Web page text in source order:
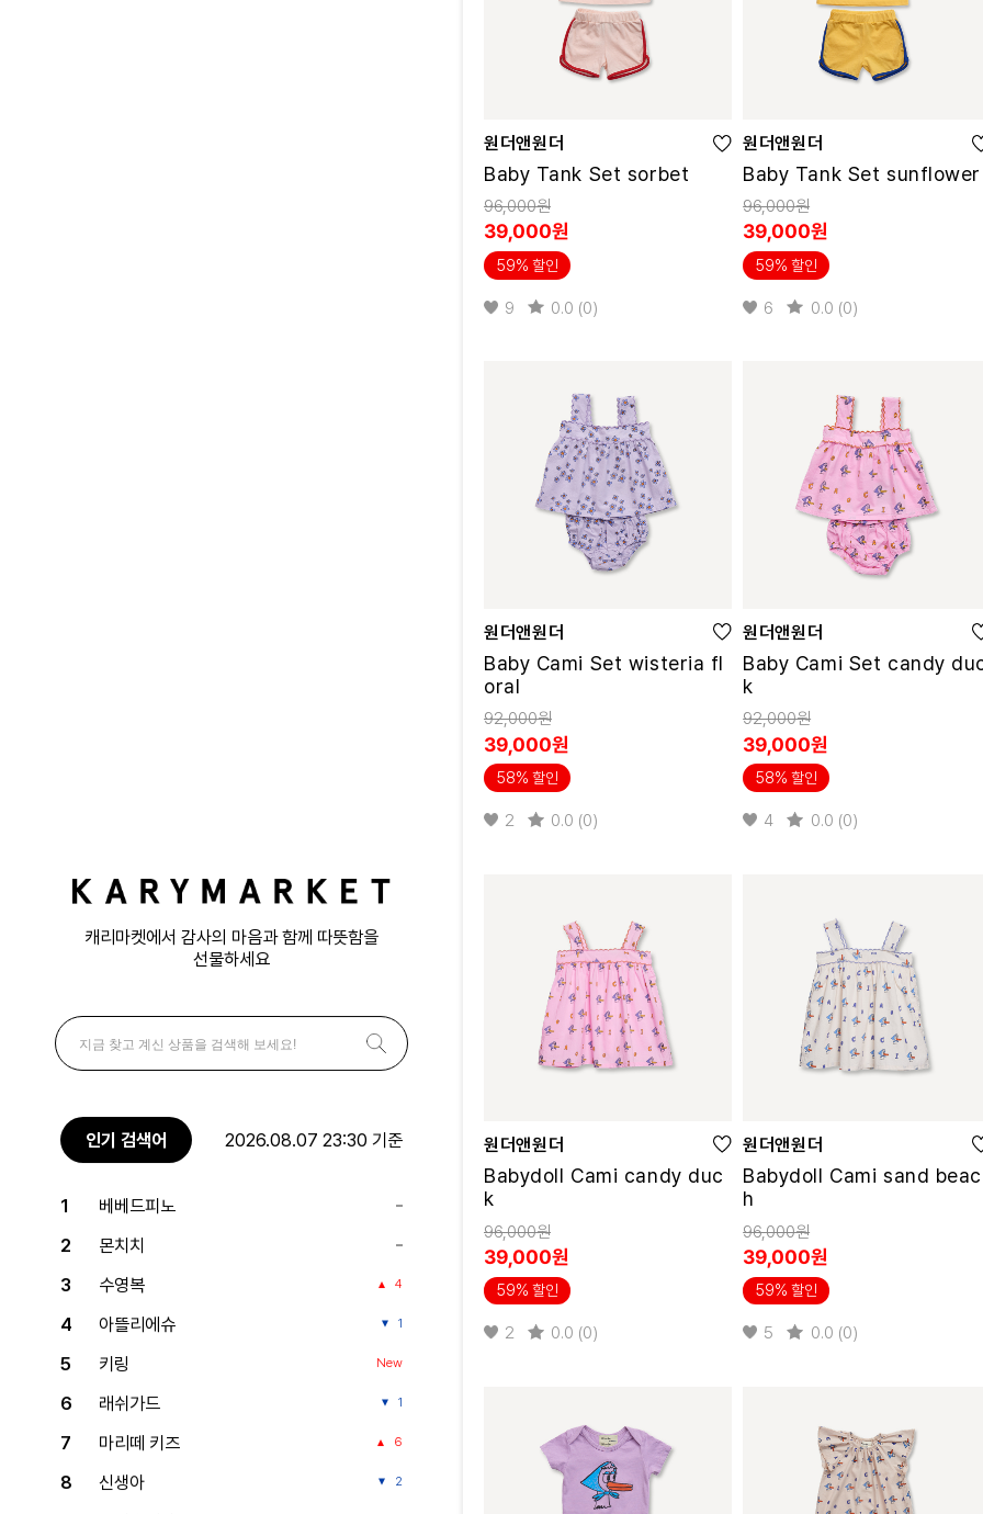
캐리마켓에서 감사의 마음과 함께 따뜻함을
선물하세요
인기 검색어 2026.08.07 23:30 기준
1
베베드피노
2
몬치치
3
수영복 4
4 아뜰리에슈 1
5 키링 New
6 래쉬가드 1
7 마리떼 키즈 6
8 신생아 2
원더앤원더
Baby Tank Set sorbet
96,000원
39,000원
59% 할인
9 0.0 (0)
원더앤원더
Baby Tank Set sunflower
96,000원
39,000원
59% 할인
6 0.0 (0)
원더앤원더
Baby Cami Set wisteria fl
oral
92,000원
39,000원
58% 할인
2 0.0 (0)
원더앤원더
Baby Cami Set candy
k
92,000원
39,000원
58% 할인
4 0.0 (0)
원더앤원더
Babydoll Cami candy duc
k
96,000원
39,000원
59% 할인
2 0.0 (0)
원더앤원더
Babydoll Cami sand beac
h
96,000원
39,000원
59% 할인
5 0.0 (0)